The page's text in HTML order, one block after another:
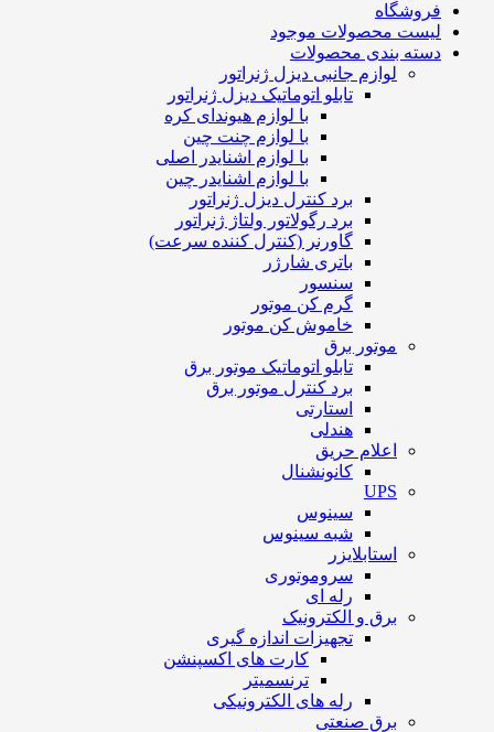
فروشگاه
لیست محصولات موجود
دسته بندی محصولات
لوازم جانبی دیزل ژنراتور
تابلو اتوماتیک دیزل ژنراتور
با لوازم هیوندای کره
با لوازم چنت چین
با لوازم اشنایدر اصلی
با لوازم اشنایدر چین
برد کنترل دیزل ژنراتور
برد رگولاتور ولتاژ ژنراتور
گاورنر (کنترل کننده سرعت)
باتری شارژر
سنسور
گرم کن موتور
خاموش کن موتور
موتور برق
تابلو اتوماتیک موتور برق
برد کنترل موتور برق
استارتی
هندلی
اعلام حریق
کانونشنال
UPS
سینوس
شبه سینوس
استابلایزر
سروموتوری
رله ای
برق و الکترونیک
تجهیزات اندازه گیری
کارت های اکسپنشن
ترنسمیتر
رله های الکترونیکی
برق صنعتی